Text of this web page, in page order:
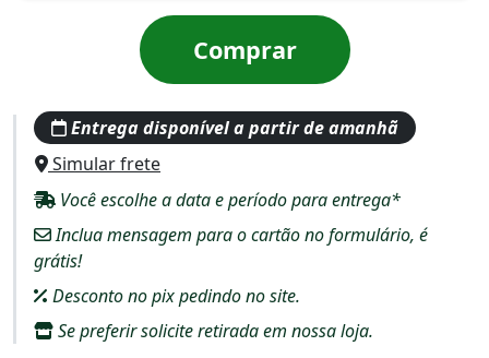
Comprar
Entrega disponível a partir de amanhã
Simular frete
Você escolhe a data e período para entrega*
Inclua mensagem para o cartão no formulário, é
grátis!
Desconto no pix pedindo no site.
Se preferir solicite retirada em nossa loja.